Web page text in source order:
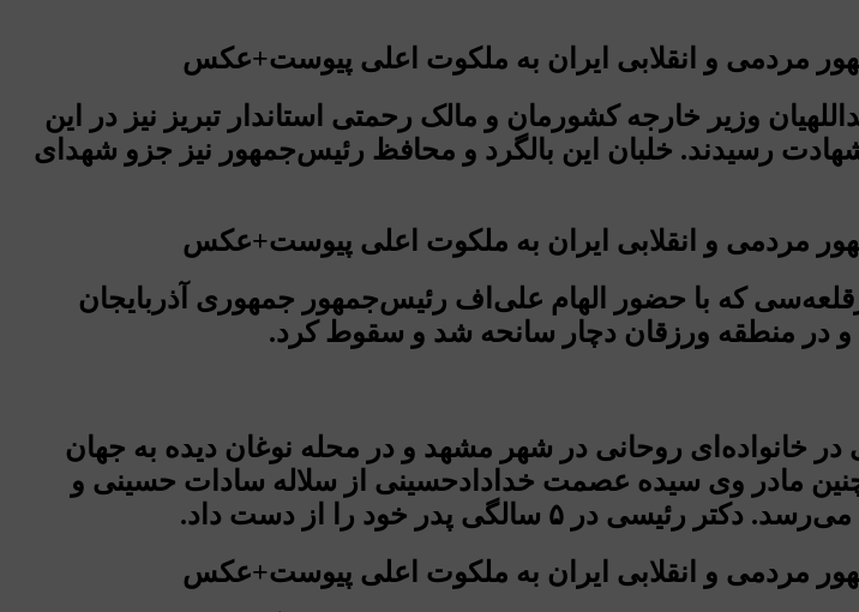
وزیر خارجه کشورمان و مالک رحمتی استاندار تبریز نیز در این
رسیدند. خلبان این بالگرد و محافظ رئیس‌جمهور نیز جزو شهدای
که با حضور الهام علی‌اف رئیس‌جمهور جمهوری آذربایجان
راه و در منطقه ورزقان دچار سانحه شد و سقوط کرد.
رئیسی در آذرماه سال ۱۳۳۹ هجری شمسی در خانواده‌‌ای روحانی در شهر مشهد و در محله نوغان دیده به جهان
مادر وی سیده عصمت خدادادحسینی از سلاله سادات حسینی و
پدر خود را از دست داد.